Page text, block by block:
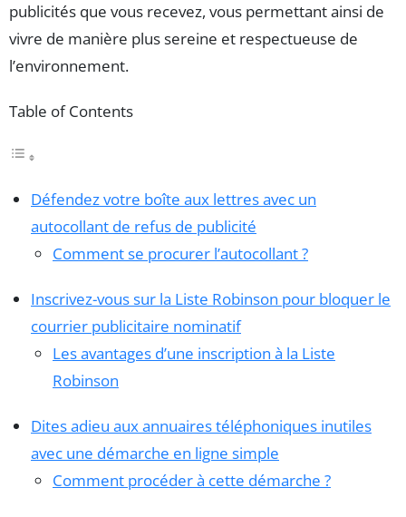
publicités que vous recevez, vous permettant ainsi de
vivre de manière plus sereine et respectueuse de
l’environnement.
Table of Contents
Défendez votre boîte aux lettres avec un
autocollant de refus de publicité
Comment se procurer l’autocollant ?
Inscrivez-vous sur la Liste Robinson pour bloquer le
courrier publicitaire nominatif
Les avantages d’une inscription à la Liste
Robinson
Dites adieu aux annuaires téléphoniques inutiles
avec une démarche en ligne simple
Comment procéder à cette démarche ?